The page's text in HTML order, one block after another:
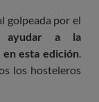
golpeada por el
ayudar a la
esta edición
los hosteleros